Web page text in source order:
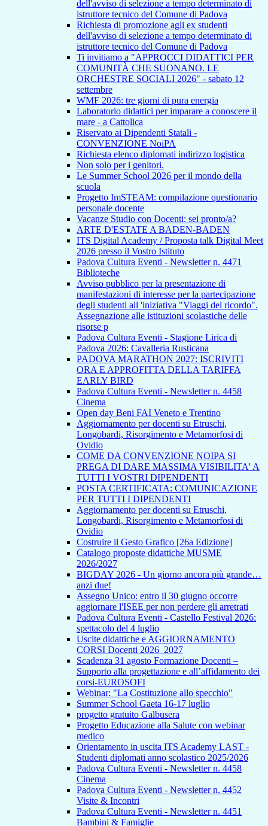
dell'avviso di selezione a tempo determinato di
istruttore tecnico del Comune di Padova
Richiesta di promozione agli ex studenti
dell'avviso di selezione a tempo determinato di
istruttore tecnico del Comune di Padova
Ti invitiamo a "APPROCCI DIDATTICI PER
COMUNITÀ CHE SUONANO. LE
ORCHESTRE SOCIALI 2026" - sabato 12
settembre
WMF 2026: tre giorni di pura energia
Laboratorio didattici per imparare a conoscere il
mare - a Cattolica
Riservato ai Dipendenti Statali -
CONVENZIONE NoiPA
Richiesta elenco diplomati indirizzo logistica
Non solo per i genitori.
Le Summer School 2026 per il mondo della
scuola
Progetto ImSTEAM: compilazione questionario
personale docente
Vacanze Studio con Docenti: sei pronto/a?
ARTE D'ESTATE A BADEN-BADEN
ITS Digital Academy / Proposta talk Digital Meet
2026 presso il Vostro Istituto
Padova Cultura Eventi - Newsletter n. 4471
Biblioteche
Avviso pubblico per la presentazione di
manifestazioni di interesse per la partecipazione
degli studenti all 'iniziativa "Viaggi del ricordo".
Assegnazione alle istituzioni scolastiche delle
risorse p
Padova Cultura Eventi - Stagione Lirica di
Padova 2026: Cavalleria Rusticana
PADOVA MARATHON 2027: ISCRIVITI
ORA E APPROFITTA DELLA TARIFFA
EARLY BIRD
Padova Cultura Eventi - Newsletter n. 4458
Cinema
Open day Beni FAI Veneto e Trentino
Aggiornamento per docenti su Etruschi,
Longobardi, Risorgimento e Metamorfosi di
Ovidio
COME DA CONVENZIONE NOIPA SI
PREGA DI DARE MASSIMA VISIBILITA' A
TUTTI I VOSTRI DIPENDENTI
POSTA CERTIFICATA: COMUNICAZIONE
PER TUTTI I DIPENDENTI
Aggiornamento per docenti su Etruschi,
Longobardi, Risorgimento e Metamorfosi di
Ovidio
Costruire il Gesto Grafico [26a Edizione]
Catalogo proposte didattiche MUSME
2026/2027
BIGDAY 2026 - Un giorno ancora più grande…
anzi due!
Assegno Unico: entro il 30 giugno occorre
aggiornare l'ISEE per non perdere gli arretrati
Padova Cultura Eventi - Castello Festival 2026:
spettacolo del 4 luglio
Uscite didattiche e AGGIORNAMENTO
CORSI Docenti 2026_2027
Scadenza 31 agosto Formazione Docenti –
Supporto alla progettazione e all’affidamento dei
corsi-EUROSOFI
Webinar: "La Costituzione allo specchio"
Summer School Gaeta 16-17 luglio
progetto gratuito Galbusera
Progetto Educazione alla Salute con webinar
medico
Orientamento in uscita ITS Academy LAST -
Studenti diplomati anno scolastico 2025/2026
Padova Cultura Eventi - Newsletter n. 4458
Cinema
Padova Cultura Eventi - Newsletter n. 4452
Visite & Incontri
Padova Cultura Eventi - Newsletter n. 4451
Bambini & Famiglie